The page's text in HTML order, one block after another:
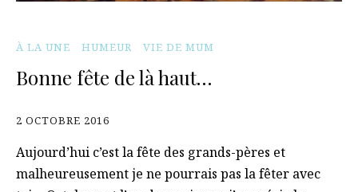
À LA UNE HUMEUR VIE DE MUM
Bonne fête de là haut…
2 OCTOBRE 2016
Aujourd’hui c’est la fête des grands-pères et
malheureusement je ne pourrais pas la fêter avec